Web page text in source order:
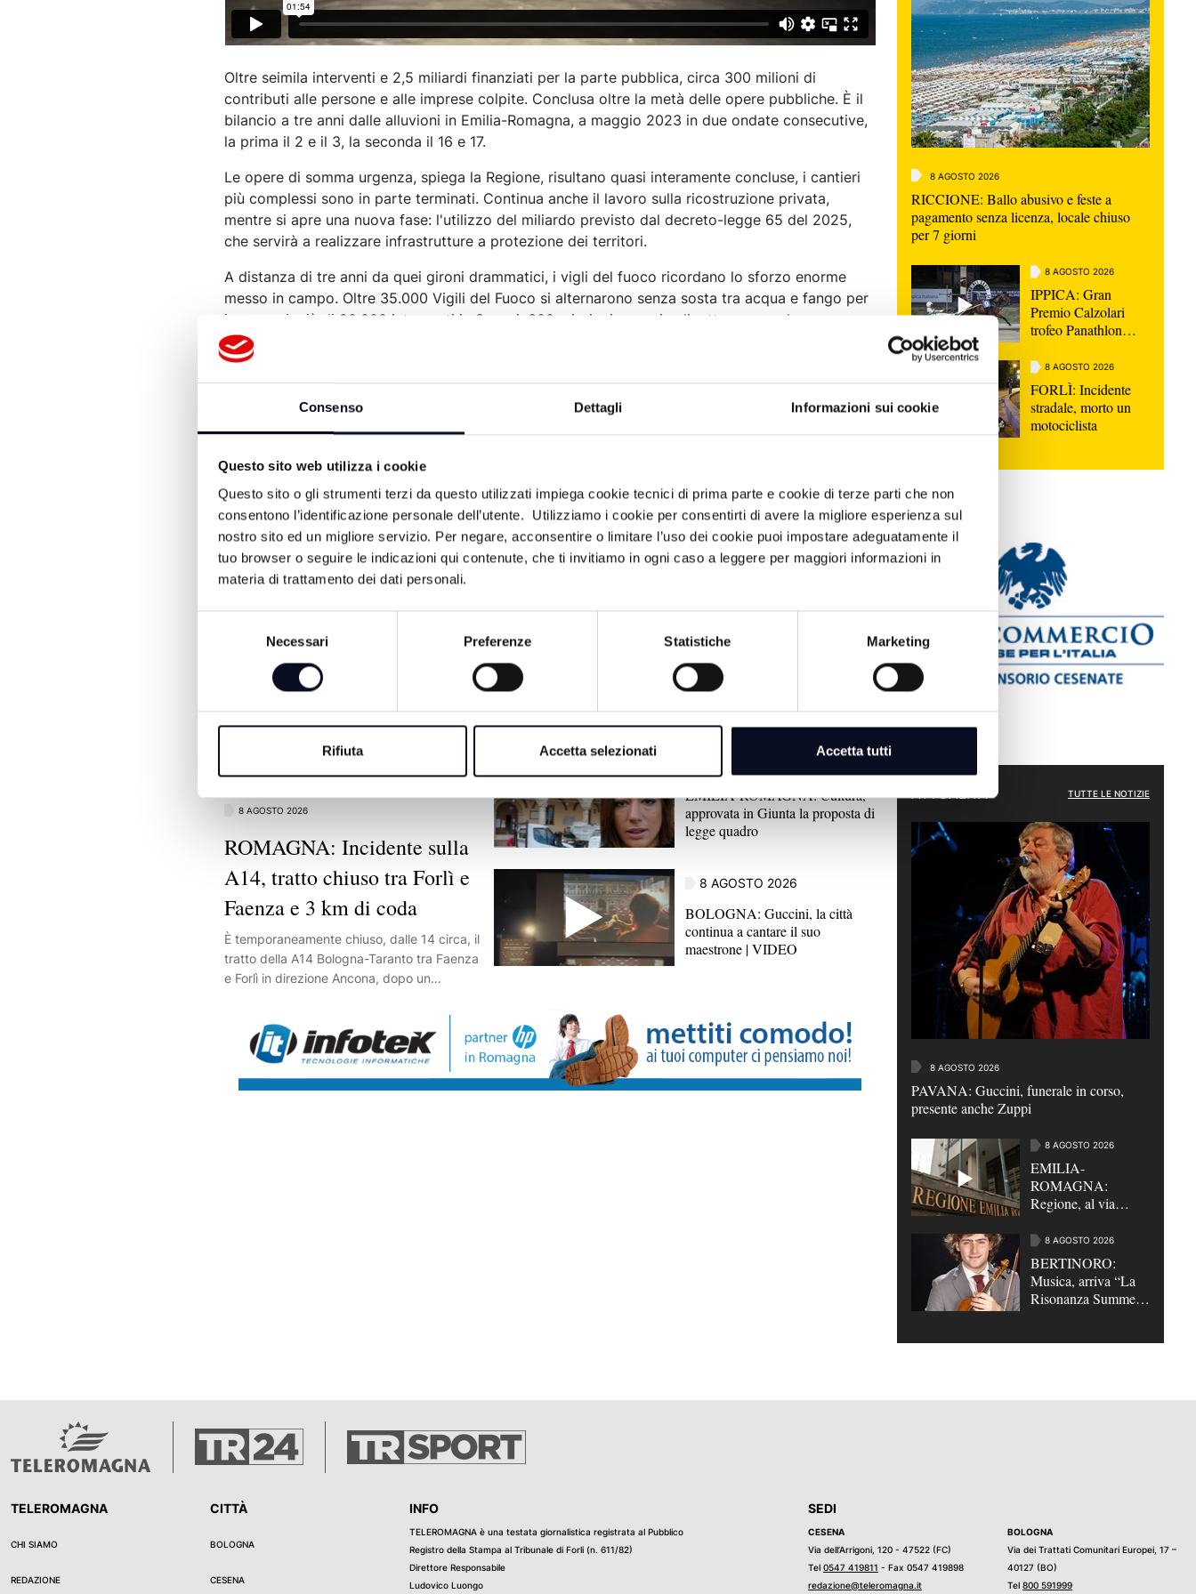
Consenso Dettagli Informazioni sui cookie
Questo sito web utilizza i cookie
Questo sito o gli strumenti terzi da questo utilizzati impiega cookie tecnici di prima parte e cookie di terze parti che non
consentono l’identificazione personale dell’utente. Utilizziamo i cookie per consentirti di avere la migliore esperienza sul
nostro sito ed un migliore servizio. Per negare, acconsentire o limitare l’uso dei cookie puoi impostare adeguatamente il
tuo browser o seguire le indicazioni qui contenute, che ti invitiamo in ogni caso a leggere per maggiori informazioni in
materia di trattamento dei dati personali.
Necessari Preferenze Statistiche Marketing
Rifiuta Accetta selezionati Accetta tutti
Oltre seimila interventi e 2,5 miliardi finanziati per la parte pubblica, circa 300 milioni di
contributi alle persone e alle imprese colpite. Conclusa oltre la metà delle opere pubbliche. È il
bilancio a tre anni dalle alluvioni in Emilia-Romagna, a maggio 2023 in due ondate consecutive,
la prima il 2 e il 3, la seconda il 16 e 17.
Le opere di somma urgenza, spiega la Regione, risultano quasi interamente concluse, i cantieri
più complessi sono in parte terminati. Continua anche il lavoro sulla ricostruzione privata,
mentre si apre una nuova fase: l'utilizzo del miliardo previsto dal decreto-legge 65 del 2025,
che servirà a realizzare infrastrutture a protezione dei territori.
A distanza di tre anni da quei gironi drammatici, i vigli del fuoco ricordano lo sforzo enorme
messo in campo. Oltre 35.000 Vigili del Fuoco si alternarono senza sosta tra acqua e fango per
i soccorsi: più di 20.000 interventi in 3 mesi, 300 missioni aeree in elicottero per salvare
centinaia di persone.
8 AGOSTO 2026
ROMAGNA: Incidente sulla
A14, tratto chiuso tra Forlì e
Faenza e 3 km di coda
È temporaneamente chiuso, dalle 14 circa, il
tratto della A14 Bologna-Taranto tra Faenza
e Forlì in direzione Ancona, dopo un
8 AGOSTO 2026
RIMINI: La spiaggia che cambia,
via libera alle piscine | VIDEO
EMILIA-ROMAGNA: Cultura,
approvata in Giunta la proposta di
legge quadro
8 AGOSTO 2026
BOLOGNA: Guccini, la città
continua a cantare il suo
maestrone | VIDEO
8 AGOSTO 2026
RICCIONE: Ballo abusivo e feste a
pagamento senza licenza, locale chiuso
per 7 giorni
8 AGOSTO 2026
IPPICA: Gran
Premio Calzolari
trofeo Panathlon
VIDEO
8 AGOSTO 2026
FORLÌ: Incidente
stradale, morto un
motociclista
ATTUALITÀ TUTTE LE NOTIZIE
8 AGOSTO 2026
PAVANA: Guccini, funerale in corso,
presente anche Zuppi
8 AGOSTO 2026
EMILIA-
ROMAGNA:
Regione, al via
assunzione per 35
posti di lavoro |
VIDEO
8 AGOSTO 2026
BERTINORO:
Musica, arriva “La
Risonanza Summer
TELEROMAGNA
CHI SIAMO
REDAZIONE
CITTÀ
BOLOGNA
CESENA
INFO
TELEROMAGNA è una testata giornalistica registrata al Pubblico
Registro della Stampa al Tribunale di Forli (n. 611/82)
Direttore Responsabile
Ludovico Luongo
SEDI
CESENA
Via dell’Arrigoni, 120 - 47522 (FC)
Tel 0547 419811 - Fax 0547 419898
redazione@teleromagna.it
BOLOGNA
Via dei Trattati Comunitari Europei, 17 –
40127 (BO)
Tel 800 591999